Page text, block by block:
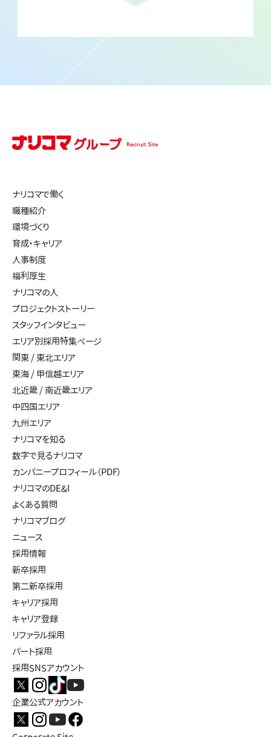
ナリコマで働く
職種紹介
環境づくり
育成・キャリア
人事制度
福利厚生
ナリコマの人
プロジェクトストーリー
スタッフインタビュー
エリア別採用特集ページ
関東 / 東北エリア
東海 / 甲信越エリア
北近畿 / 南近畿エリア
中四国エリア
九州エリア
ナリコマを知る
数字で見るナリコマ
カンパニープロフィール（PDF）
ナリコマのDE&I
よくある質問
ナリコマブログ
ニュース
採用情報
新卒採用
第二新卒採用
キャリア採用
キャリア登録
リファラル採用
パート採用
採用SNSアカウント
企業公式アカウント